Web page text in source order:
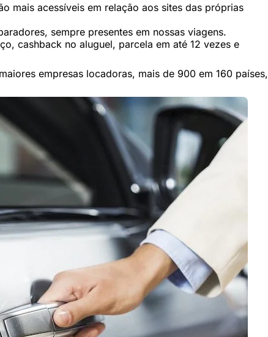
mais acessíveis em relação aos sites das próprias
sempre presentes em nossas viagens.
cashback no aluguel, parcela em até 12 vezes e
empresas locadoras, mais de 900 em 160 países,